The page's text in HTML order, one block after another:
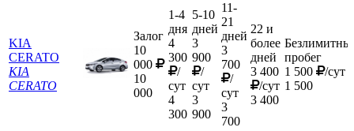
KIA
CERATO
KIA
CERATO
Залог
10
000
10
000
1-4
дня
4
300
/
сут
4
300
5-10
дней
3
900
/
сут
3
900
11-
21
дней
3
700
/
сут
3
700
22 и
более
дней
3 400
/сут
3 400
пробег
1 500
/сут
1 500